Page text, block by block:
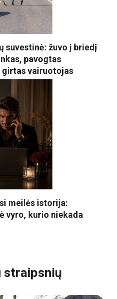
suvestinė: žuvo į briedį
pavogtas
vairuotojas
meilės istorija:
vyro, kurio niekada
straipsnių